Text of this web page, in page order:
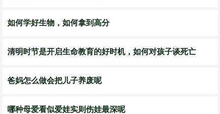
如何学好生物，如何拿到高分
清明时节是开启生命教育的好时机，如何对孩子谈死亡
爸妈怎么做会把儿子养废呢
哪种母爱看似爱娃实则伤娃最深呢